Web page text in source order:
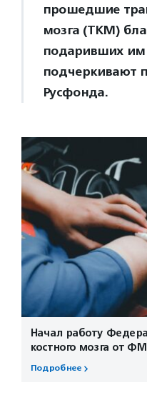
прошедшие
мозга (ТКМ)
подаривших им
подчеркивают
Русфонда.
Начал работу
костного мозга от
Подробнее